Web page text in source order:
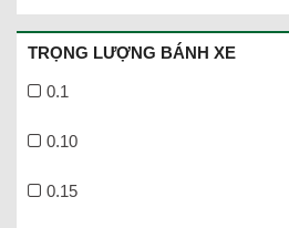
TRỌNG LƯỢNG BÁNH XE
0.1
0.10
0.15